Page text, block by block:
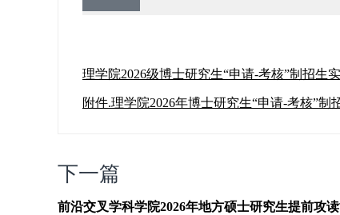
理学院2026级博士研究生“申请-考核”制招生
附件.理学院2026年博士研究生“申请-考核”
下一篇
前沿交叉学科学院2026年地方硕士研究生提前攻